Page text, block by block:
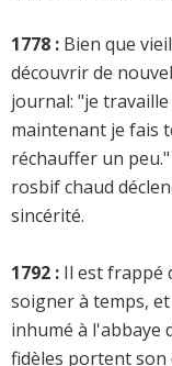
1778 : Bien que
découvrir de
journal: "je
maintenant je fais
réchauffer un
rosbif chaud
sincérité.
1792 : Il est frappé
soigner à temps,
inhumé à l'abbaye
fidèles portent son